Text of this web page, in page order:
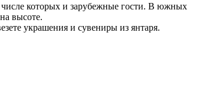
которых и зарубежные гости. В южных
высоте.
украшения и сувениры из янтаря.